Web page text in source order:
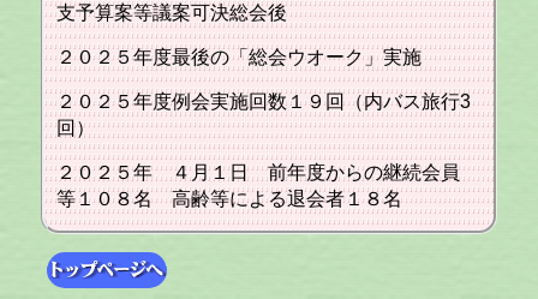
支予算案等議案可決総会後
２０２５年度最後の「総会ウオーク」実施
２０２５年度例会実施回数１９回（内バス旅行3
回）
２０２５年 ４月１日 前年度からの継続会員
等１０８名 高齢等による退会者１８名